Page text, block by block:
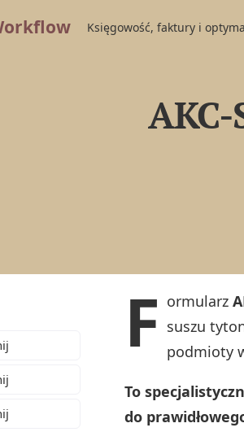
Księgowość, faktury i
AKC-
F ormularz
suszu
podmioty
To
do